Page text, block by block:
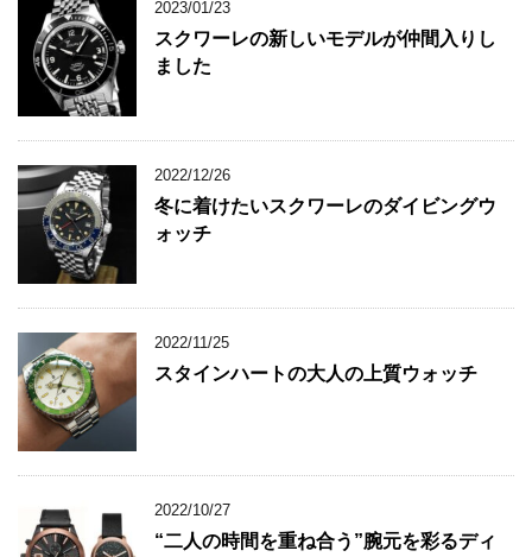
2023/01/23
スクワーレの新しいモデルが仲間入りし
ました
2022/12/26
冬に着けたいスクワーレのダイビングウ
ォッチ
2022/11/25
スタインハートの大人の上質ウォッチ
2022/10/27
“二人の時間を重ね合う”腕元を彩るディ